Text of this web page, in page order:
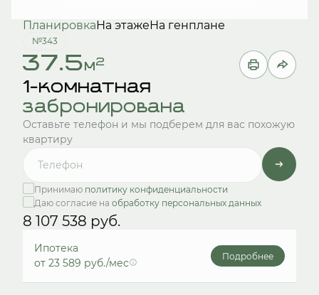
ПланировкаНа этажеНа генплане
№343
37.5м2
1-комнатная
забронирована
Оставьте телефон и мы подберем для вас похожую
квартиру
Принимаю политику конфиденциальности
Даю согласие на обработку персональных данных
8 107 538 руб.
Ипотека
от 23 589 руб./мес
Подробнее